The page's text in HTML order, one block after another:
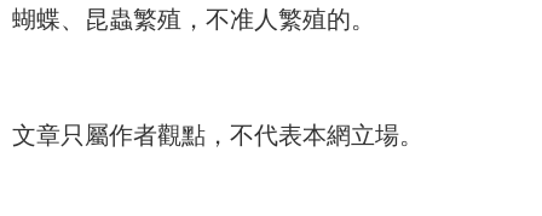
蝴蝶、昆蟲繁殖，不准人繁殖的。
文章只屬作者觀點，不代表本網立場。